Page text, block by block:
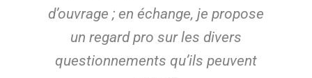
d’ouvrage ; en échange, je propose
un regard pro sur les divers
questionnements qu’ils peuvent